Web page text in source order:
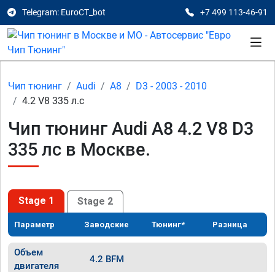
Telegram: EuroCT_bot +7 499 113-46-91
Чип тюнинг Audi A8
D3 - 2003 - 2010
4.2 V8 335 л.с
Чип тюнинг Audi A8 4.2 V8 D3
335 лс в Москве.
Stage 1 Stage 2
Параметр Заводские Тюнинг* Разница
Объем
двигателя
4.2 BFM